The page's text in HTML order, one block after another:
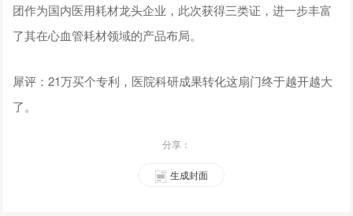
团作为国内医用耗材龙头企业，此次获得三类证，进一步丰富
了其在心血管耗材领域的产品布局。
犀评：21万买个专利，医院科研成果转化这扇门终于越开越大
了。
分享：
生成封面